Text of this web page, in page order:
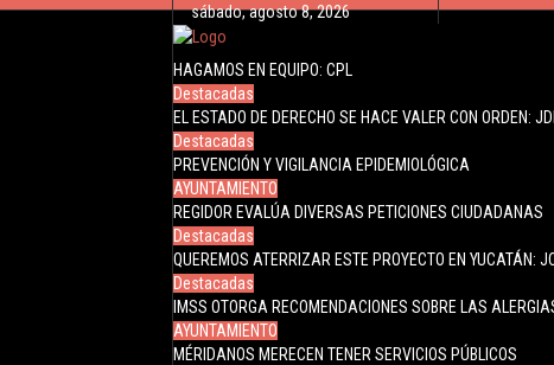
sábado, agosto 8, 2026
HAGAMOS EN EQUIPO: CPL
Destacadas
EL ESTADO DE DERECHO SE HACE VALER CON ORDEN:
Destacadas
PREVENCIÓN Y VIGILANCIA EPIDEMIOLÓGICA
AYUNTAMIENTO
REGIDOR EVALÚA DIVERSAS PETICIONES CIUDADANAS
Destacadas
QUEREMOS ATERRIZAR ESTE PROYECTO EN YUCATÁN:
Destacadas
IMSS OTORGA RECOMENDACIONES SOBRE LAS
AYUNTAMIENTO
MÉRIDANOS MERECEN TENER SERVICIOS PÚBLICOS